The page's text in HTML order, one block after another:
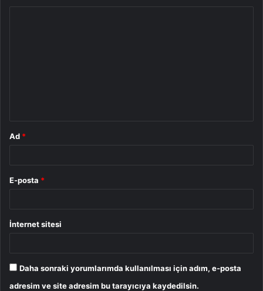
Ad *
E-posta *
İnternet sitesi
Daha sonraki yorumlarımda kullanılması için adım, e-posta
adresim ve site adresim bu tarayıcıya kaydedilsin.